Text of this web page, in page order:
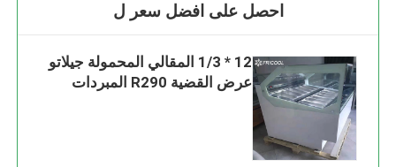
احصل على افضل سعر ل
12 * 1/3 المقالي المحمولة جيلاتو
عرض القضية R290 المبردات